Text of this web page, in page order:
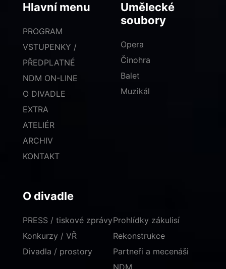
Hlavní menu
PROGRAM
VSTUPENKY /
PŘEDPLATNÉ
NDM ON-LINE
O DIVADLE
EXTRA
ATELIÉR
ARCHIV
KONTAKT
Umělecké
soubory
Opera
Činohra
Balet
Muzikál
O divadle
PRESS / tiskové zprávy
Konkurzy / VŘ
Divadla / prostory
Prohlídky zákulisí
Rekonstrukce
Partneři a mecenáši